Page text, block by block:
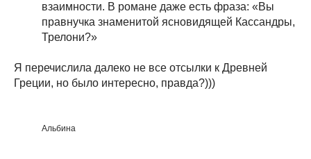
взаимности. В романе даже есть фраза: «Вы
правнучка знаменитой ясновидящей Кассандры,
Трелони?»
Я перечислила далеко не все отсылки к Древней
Греции, но было интересно, правда?)))
Альбина